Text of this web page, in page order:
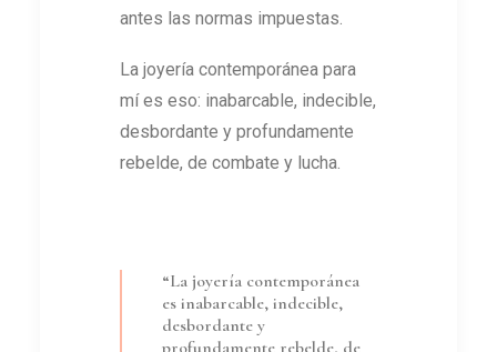
antes las normas impuestas.
La joyería contemporánea para
mí es eso: inabarcable, indecible,
desbordante y profundamente
rebelde, de combate y lucha.
“La joyería contemporánea
es inabarcable, indecible,
desbordante y